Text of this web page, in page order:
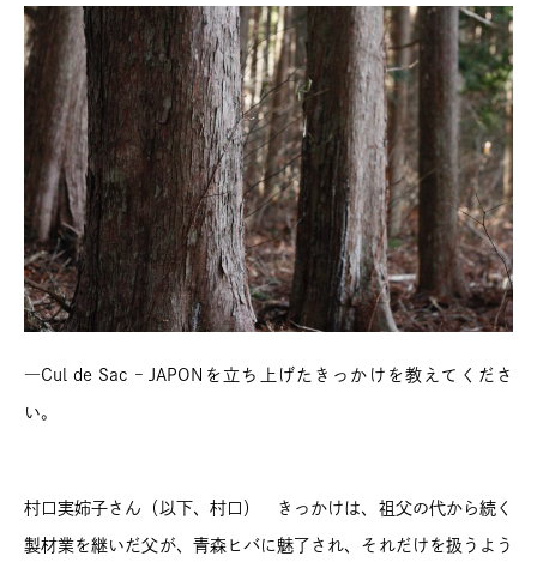
―Cul de Sac – JAPONを立ち上げたきっかけを教えてくださ
い。
村口実姉子さん（以下、村口） きっかけは、祖父の代から続く
製材業を継いだ父が、青森ヒバに魅了され、それだけを扱うよう